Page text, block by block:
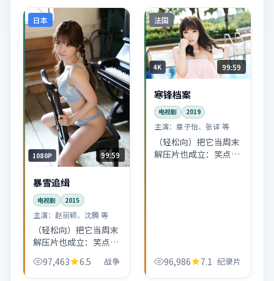
日本
1080P 99:59
暴雪追缉
电视剧 2015
主演： 赵丽颖、沈腾 等
（轻松向）把它当周末
解压片也成立：笑点不
硬拗，泪点不强迫。战
争外壳下藏着一串温柔
97,463 6.5 战争
法国
4K 99:59
寒锋档案
电视剧 2019
主演： 章子怡、张译 等
（轻松向）把它当周末
解压片也成立：笑点不
96,986 7.1 纪录片